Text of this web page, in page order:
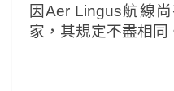
因Aer Lingus航線
家，其規定不盡相同